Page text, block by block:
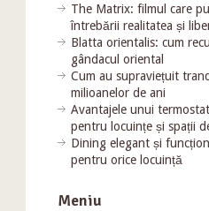
The Matrix: filmul care
întrebării realitatea și
Blatta orientalis: cum
gândacul oriental
Cum au supraviețuit
milioanelor de ani
Avantajele unui
pentru locuințe și spații
Dining elegant și
pentru orice locuință
Meniu